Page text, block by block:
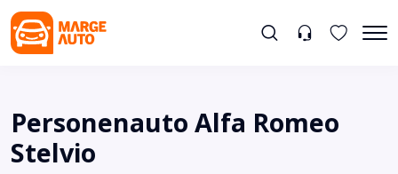
Personenauto Alfa Romeo
Stelvio